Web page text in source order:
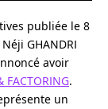
publiée le 8
GHANDRI
avoir
FACTORING.
un